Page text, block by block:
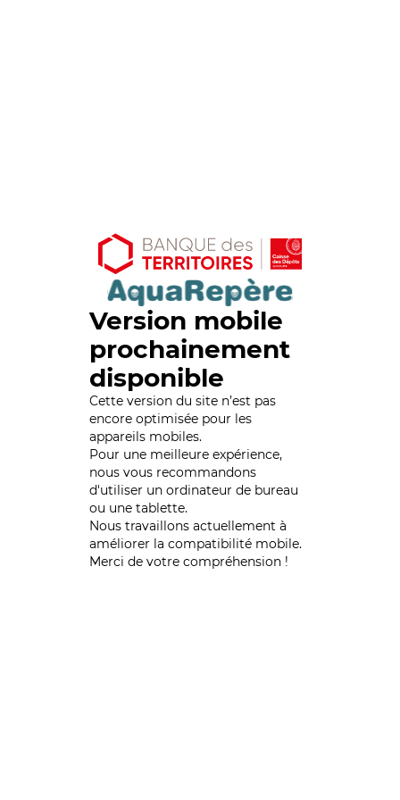
Version mobile
prochainement
disponible
Cette version du site n’est pas
encore optimisée pour les
appareils mobiles.
Pour une meilleure expérience,
nous vous recommandons
d'utiliser un ordinateur de bureau
ou une tablette.
Nous travaillons actuellement à
améliorer la compatibilité mobile.
Merci de votre compréhension !